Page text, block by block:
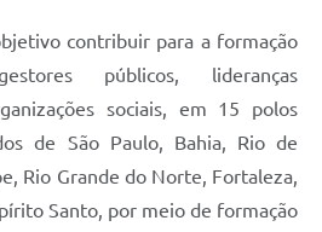
contribuir para a formação
públicos, lideranças
sociais, em 15 polos
de São Paulo, Bahia, Rio de
Rio Grande do Norte, Fortaleza,
Santo, por meio de formação